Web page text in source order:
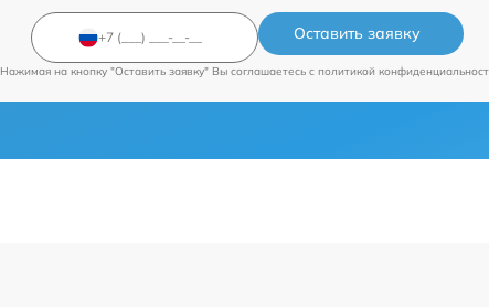
Оставить заявку
Нажимая на кнопку "Оставить заявку" Вы соглашаетесь c политикой